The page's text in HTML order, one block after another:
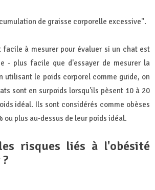
de graisse corporelle excessive".
facile à mesurer pour évaluer si un chat est
- plus facile que d'essayer de mesurer la
utilisant le poids corporel comme guide, on
sont en surpoids lorsqu'ils pèsent 10 à 20
idéal. Ils sont considérés comme obèses
ou plus au-dessus de leur poids idéal.
risques liés à l'obésité